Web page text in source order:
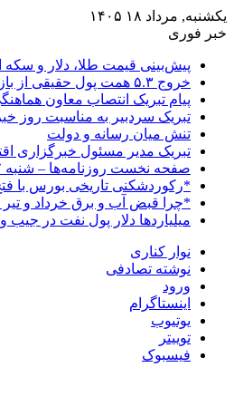
یکشنبه, مرداد ۱۸ ۱۴۰۵
خبر فوری
پیش‌بینی قیمت طلا، دلار و سکه امروز ۱۸
خروج ۵.۳ همت پول حقیقی از بازار سهام
پیام تبریک انتصاب معاون
تبریک سردبیر به مناسبت روز
تنش میان رسانه و دولت
تبریک مدیر مسئول خبرگزاری
صفحه نخست روزنامه‌ها – شنبه ۱۷ مرداد
*رکوردشکنی تاریخی بورس با فتح کانال
*چرا قبض آب و برق خرداد و تیر ۳ تا ۴ برابر شده است؟ *
میلیاردها دلار پول نفت در جیب
نوار کناری
نوشته تصادفی
ورود
اینستاگرام
یوتیوب
توییتر
فیسبوک